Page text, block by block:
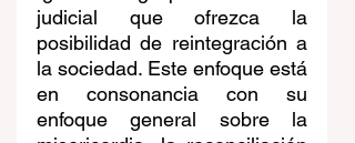
judicial que ofrezca la
posibilidad de reintegración a
la sociedad. Este enfoque está
en consonancia con su
enfoque general sobre la